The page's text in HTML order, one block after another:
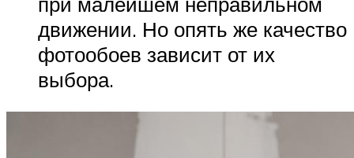
движении. Но опять же качество
фотообоев зависит от их
выбора.